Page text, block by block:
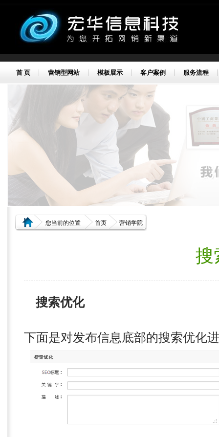
首 页 营销型网站 模板展示 客户案例 服务流程
您当前的位置 首页 营销学院
搜
搜索优化
下面是对发布信息底部的搜索优化